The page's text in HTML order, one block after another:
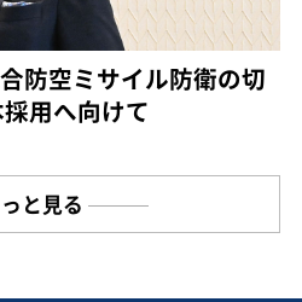
防空ミサイル防衛の切
用へ向けて
と見る